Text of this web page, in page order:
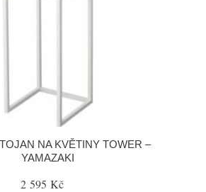
NA KVĚTINY TOWER –
YAMAZAKI
2 595 Kč